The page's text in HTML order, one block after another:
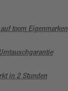
toom Eigenmarken
in 2 Stunden